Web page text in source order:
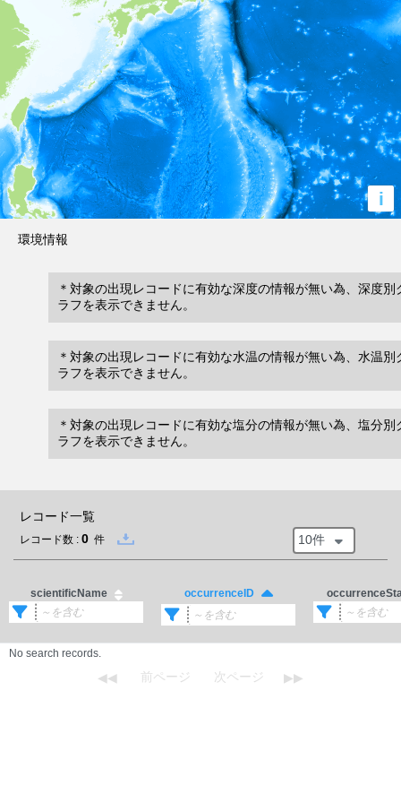
i
環境情報
＊対象の出現レコードに有効な深度の情報が無い為、深度別
ラフを表示できません。
＊対象の出現レコードに有効な水温の情報が無い為、水温別
ラフを表示できません。
＊対象の出現レコードに有効な塩分の情報が無い為、塩分別
ラフを表示できません。
レコード一覧
レコード数 : 0 件 10件
scientificName occurrenceID
No search records.